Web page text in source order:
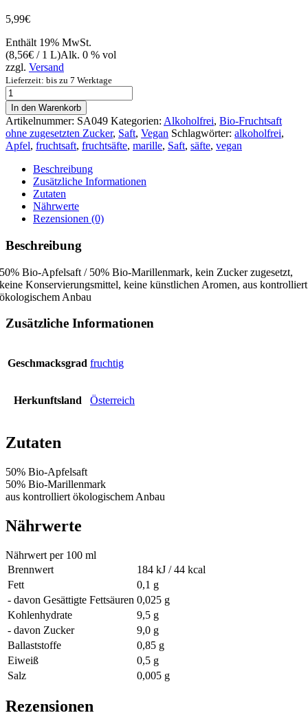
5,99€
Enthält 19% MwSt.
(8,56€ / 1 L)Alk. 0 % vol
zzgl. Versand
Lieferzeit: bis zu 7 Werktage
Bio
Marillen-
Apfel-
Saft
700ml
BioSaftGrass
Menge
In den Warenkorb
Artikelnummer: SA049 Kategorien: Alkoholfrei, Bio-Fruchtsaft
ohne zugesetzten Zucker, Saft, Vegan Schlagwörter: alkoholfrei,
Apfel, fruchtsaft, fruchtsäfte, marille, Saft, säfte, vegan
Beschreibung
Zusätzliche Informationen
Zutaten
Nährwerte
Rezensionen (0)
Beschreibung
50% Bio-Apfelsaft / 50% Bio-Marillenmark, kein Zucker zugesetzt,
keine Konservierungsmittel, keine künstlichen Aromen, aus kontrolliert
ökologischem Anbau
Zusätzliche Informationen
Geschmacksgrad fruchtig
Herkunftsland Österreich
Zutaten
50% Bio-Apfelsaft
50% Bio-Marillenmark
aus kontrolliert ökologischem Anbau
Nährwerte
Nährwert per 100 ml
Brennwert
184 kJ / 44 kcal
Fett
0,1 g
- davon Gesättigte Fettsäuren 0,025 g
Kohlenhydrate
9,5 g
- davon Zucker
9,0 g
Ballaststoffe
0,85 g
Eiweiß
0,5 g
Salz
0,005 g
Rezensionen